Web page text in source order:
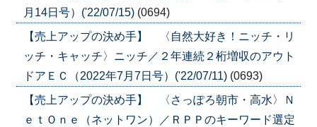
月14日号）('22/07/15) (0694)
【売上アップの決め手】 〈自然大好き！ニッチ・リ
ッチ・キャッチ〉ニッチ／２年連続２桁増収のアウト
ドアＥＣ（2022年7月7日号）('22/07/11) (0693)
【売上アップの決め手】 〈さっぽろ朝市・高水〉Ｎ
ｅｔＯｎｅ（ネットワン）／ＲＰＰのキーワード選定